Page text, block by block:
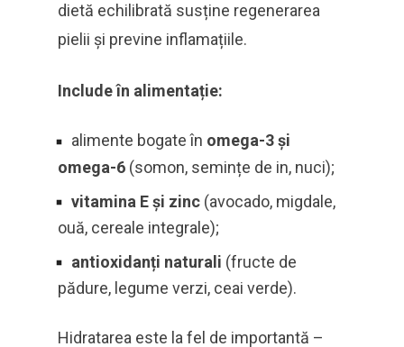
dietă echilibrată susține regenerarea
pielii și previne inflamațiile.
Include în alimentație:
alimente bogate în omega-3 și
omega-6 (somon, semințe de in, nuci);
vitamina E și zinc (avocado, migdale,
ouă, cereale integrale);
antioxidanți naturali (fructe de
pădure, legume verzi, ceai verde).
Hidratarea este la fel de importantă –